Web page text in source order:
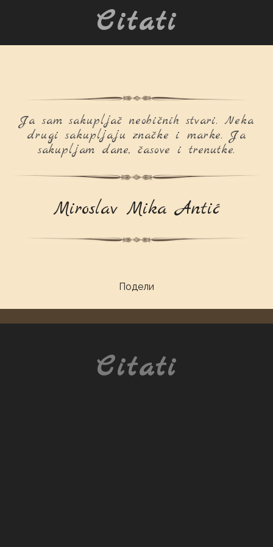
Citati
Ja sam sakupljač neobičnih stvari. Neka
drugi sakupljaju značke i marke. Ja
sakupljam dane, časove i trenutke.
Miroslav Mika Antić
Подели
Citati